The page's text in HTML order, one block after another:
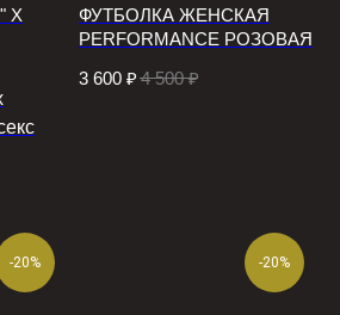
X
ФУТБОЛКА ЖЕНСКАЯ
PERFORMANCE РОЗОВАЯ
3 600 ₽ 4 500 ₽
-20% -20%